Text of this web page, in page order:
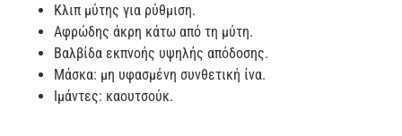
Κλιπ μύτης για ρύθμιση.
Αφρώδης άκρη κάτω από τη μύτη.
Βαλβίδα εκπνοής υψηλής απόδοσης.
Μάσκα: μη υφασμένη συνθετική ίνα.
Ιμάντες: καουτσούκ.